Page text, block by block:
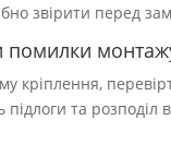
звірити перед
помилки
кріплення,
підлоги та розподіл